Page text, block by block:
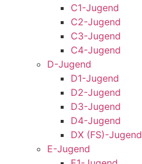
C1-Jugend
C2-Jugend
C3-Jugend
C4-Jugend
D-Jugend
D1-Jugend
D2-Jugend
D3-Jugend
D4-Jugend
DX (FS)-Jugend
E-Jugend